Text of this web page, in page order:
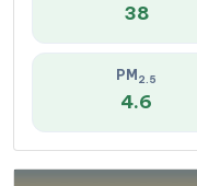
38
PM 2.5
4.6